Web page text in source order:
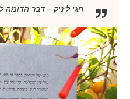
חגי ליניק – דבר הדומה